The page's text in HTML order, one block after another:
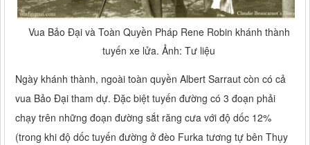
Vua Bảo Đại và Toàn Quyền Pháp Rene Robin khánh thành
tuyến xe lửa. Ảnh: Tư liệu
Ngày khánh thành, ngoài toàn quyền Albert Sarraut còn có cả
vua Bảo Đại tham dự. Đặc biệt tuyến đường có 3 đoạn phải
chạy trên những đoạn đường sắt răng cưa với độ dốc 12%
(trong khi độ dốc tuyến đường ở đèo Furka tương tự bên Thụy